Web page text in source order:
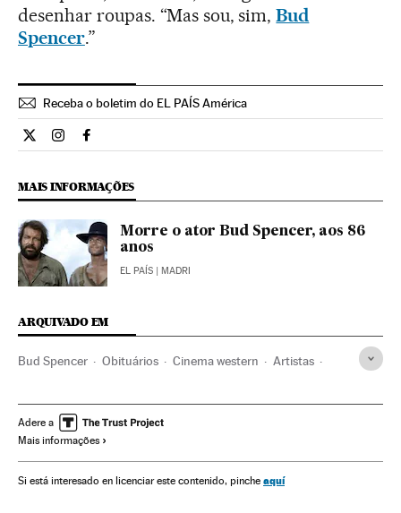
desenhar roupas. “Mas sou, sim,Bud
Spencer.”
Receba o boletim do EL PAÍS América
Cultura El País Brasil en Twitter
Cultura El País Brasil en Instagram
Cultura El País Brasil en Facebook
MAIS INFORMAÇÕES
Morre o ator Bud Spencer, aos 86
anos
EL PAÍS | MADRI
ARQUIVADO EM
Bud Spencer Obituários Cinema western Artistas
Acontecimentos Gente
Adere a
Mais informações
Si está interesado en licenciar este contenido, pinche aquí